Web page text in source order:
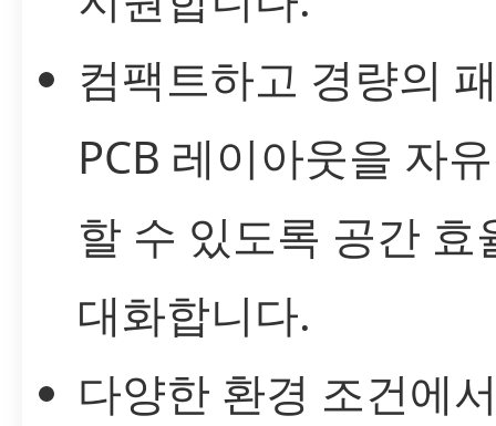
컴팩트하고 경량의
PCB 레이아웃을 자
할 수 있도록 공간 효
대화합니다.
다양한 환경 조건에